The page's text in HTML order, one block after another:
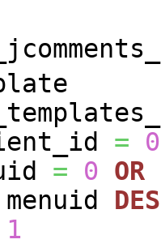
=
0
= 0 OR
menuid
1